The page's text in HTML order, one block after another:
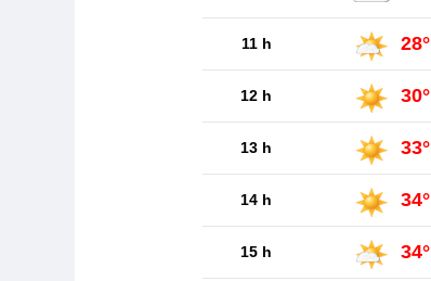
11 h 28°
12 h 30°
13 h 33°
14 h 34°
15 h 34°